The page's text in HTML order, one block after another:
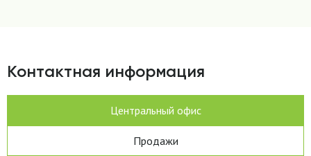
Контактная информация
Центральный офис
Продажи